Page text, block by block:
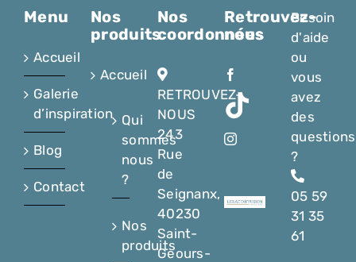
Menu
Accueil
Galerie
d’inspiration
Blog
Contact
Nos
produits
Accueil
Qui
sommes
nous
?
Nos
produits
Nos
coordonnées
RETROUVEZ-
NOUS
243
Rue
de
Seignanx,
40230
Saint-
Geours-
Retrouvez-
nous
Besoin
d'aide
ou
vous
avez
des
questions
?
05 59
31 35
61